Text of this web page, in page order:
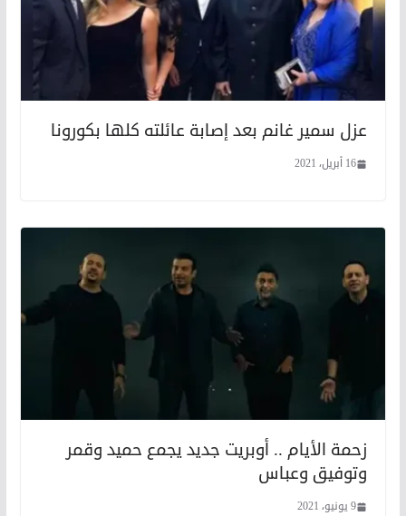
عزل سمير غانم بعد إصابة عائلته كلها بكورونا
16 أبريل، 2021
زحمة الأيام .. أوبريت جديد يجمع حميد وقمر
وتوفيق وعباس
9 يونيو، 2021